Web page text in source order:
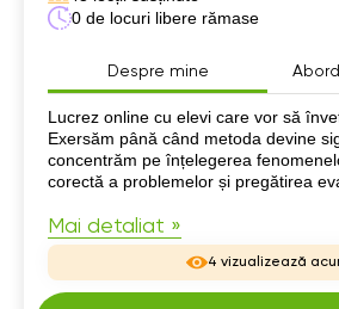
0 de locuri libere rămase
Despre mine
Despre mine
Lucrez online cu elevi care vor să
Exersăm până când metoda devine
concentrăm pe înțelegerea
corectă a problemelor și pregătirea
Mai detaliat »
4 vizualizează